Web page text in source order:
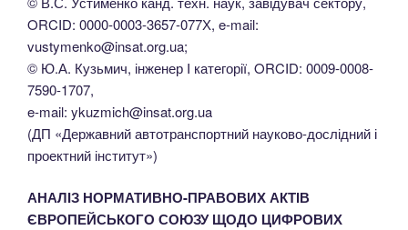
ORCID: 0000-0003-3657-077Х, e-mail:
vustymenko@insat.org.ua;
© Ю.А. Кузьмич, інженер I категорії, ORCID: 0009-0008-
7590-1707,
e-mail: ykuzmich@insat.org.ua
(ДП «Державний автотранспортний науково-дослідний і
проектний інститут»)
АНАЛІЗ НОРМАТИВНО-ПРАВОВИХ АКТІВ
ЄВРОПЕЙСЬКОГО СОЮЗУ ЩОДО ЦИФРОВИХ